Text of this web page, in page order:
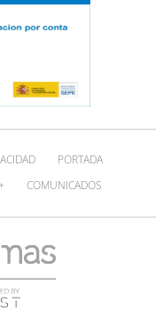
PORTADA
COMUNICADOS